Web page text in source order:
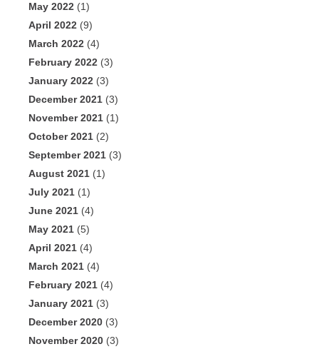
May 2022 (1)
April 2022 (9)
March 2022 (4)
February 2022 (3)
January 2022 (3)
December 2021 (3)
November 2021 (1)
October 2021 (2)
September 2021 (3)
August 2021 (1)
July 2021 (1)
June 2021 (4)
May 2021 (5)
April 2021 (4)
March 2021 (4)
February 2021 (4)
January 2021 (3)
December 2020 (3)
November 2020 (3)